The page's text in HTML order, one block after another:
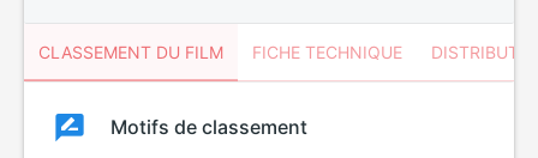
CLASSEMENT DU FILM FICHE TECHNIQUE
ClassementClassement
Motifs de classement